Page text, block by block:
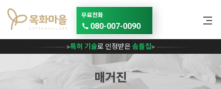
메뉴 건너뛰기
무료전화
080-007-0090
특허 기술로 인정받은솜틀집
매거진